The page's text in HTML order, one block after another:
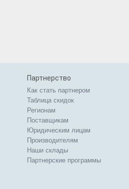
Партнерство
Как стать партнером
Таблица скидок
Регионам
Поставщикам
Юридическим лицам
Производителям
Наши склады
Партнерские программы